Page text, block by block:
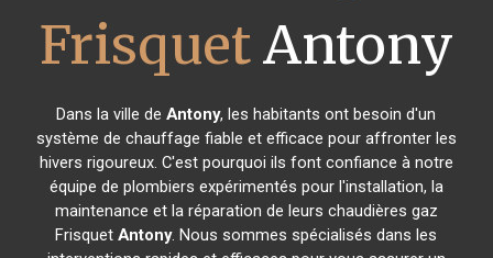
FrisquetAntony
Dans la ville deAntony, les habitants ont besoin d'un
système de chauffage fiable et efficace pour affronter les
hivers rigoureux. C'est pourquoi ils font confiance à notre
équipe de plombiers expérimentés pour l'installation, la
maintenance et la réparation de leurs chaudières gaz
FrisquetAntony. Nous sommes spécialisés dans les